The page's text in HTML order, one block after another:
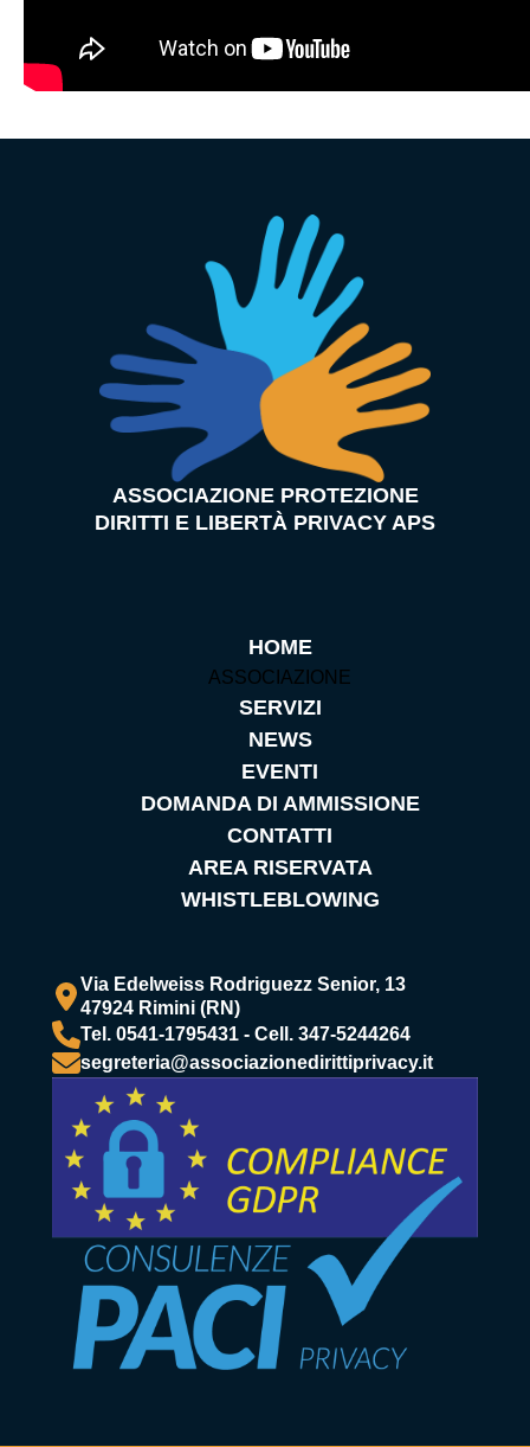
ASSOCIAZIONE PROTEZIONE
DIRITTI E LIBERTÀ PRIVACY APS
HOME
ASSOCIAZIONE
SERVIZI
NEWS
EVENTI
DOMANDA DI AMMISSIONE
CONTATTI
AREA RISERVATA
WHISTLEBLOWING
Via Edelweiss Rodriguezz Senior, 13
47924 Rimini (RN)
Tel. 0541-1795431 - Cell. 347-5244264
segreteria@associazionedirittiprivacy.it